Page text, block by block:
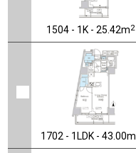
1504 - 1K - 25.42m2
1702 - 1LDK - 43.00m